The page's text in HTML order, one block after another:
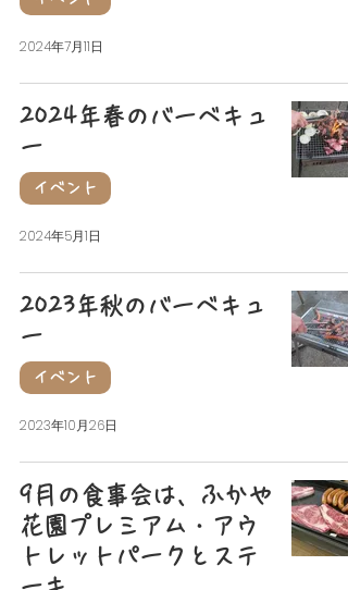
2024年7月11日
2024年春のバーベキュ
ー
イベント
2024年5月1日
2023年秋のバーベキュ
ー
イベント
2023年10月26日
9月の食事会は、ふかや
花園プレミアム・アウ
トレットパークとステ